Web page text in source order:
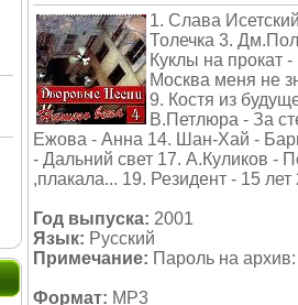
1. Слава
Толечка 3.
Куклы на прокат
Москва меня не
9. Костя из
В.Петлюра - За
Ежова - Анна 14. Шан-Хай -
- Дальний свет 17. А.Куликов -
,плакала... 19. Резидент - 15
Год выпуска: 2001
Язык: Русский
Примечание: Пароль на
Формат: MP3